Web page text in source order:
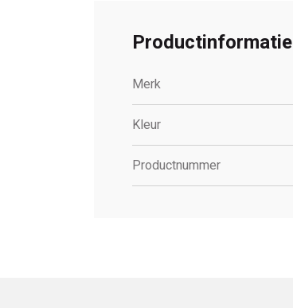
Productinformatie
Merk
Kleur
Productnummer